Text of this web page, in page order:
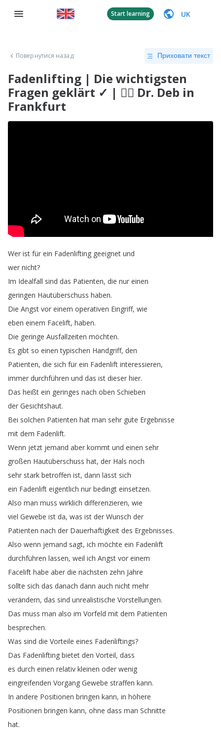
Start learning UK
Повернутися назад Приховати текст
Fadenlifting | Die wichtigsten
Fragen geklärt ✓ | 👨‍⚕️ Dr. Deb in
Frankfurt
Wer ist für ein Fadenlifting geeignet und
wer nicht?
Im Idealfall sind das Patienten, die nur einen
geringen Hautüberschuss haben.
Die Angst vor einem operativen Eingriff, wie
eben einem Facelift, haben.
Die geringe Ausfallzeiten möchten.
Es gibt so einen typischen Handgriff, den
Patienten, die sich für ein Fadenlift interessieren,
immer durchführen und das ist dieser hier.
Das heißt ein geringes nach oben Schieben
der Gesichtshaut.
Bei solchen Patienten hat man sehr gute Ergebnisse
mit dem Fadenlift.
Wenn jetzt jemand aber kommt und einen sehr
großen Hautüberschuss hat, der Hals noch
sehr stark betroffen ist, dann lässt sich
ein Fadenlift eigentlich nur bedingt einsetzen.
Also man muss wirklich differenzieren, wie
viel Gewebe ist da, was ist der Wunsch der
Patienten nach der Dauerhaftigkeit des Ergebnisses.
Also wenn jemand sagt, ich möchte ein Fadenlift
durchführen lassen, weil ich Angst vor einem
Facelift habe aber die nächsten zehn Jahre
sollte sich das danach dann auch nicht mehr
verändern, das sind unrealistische Vorstellungen.
Das muss man also im Vorfeld mit dem Patienten
besprechen.
Was sind die Vorteile eines Fadenliftings?
Das Fadenlifting bietet den Vorteil, dass
es durch einen relativ kleinen oder wenig
eingreifenden Vorgang Gewebe straffen kann.
In andere Positionen bringen kann, in höhere
Positionen bringen kann, ohne dass man Schnitte
hat.